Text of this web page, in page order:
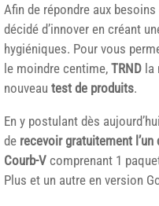
Afin de répondre aux
décidé d’innover en créant
hygiéniques. Pour vous
le moindre centime, TRND la
nouveau test de produits.
En y postulant dès
de recevoir gratuitement
Courb-V comprenant 1
Plus et un autre en version